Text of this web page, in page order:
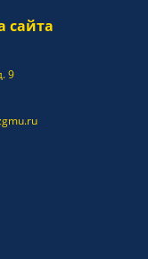
сайта
9